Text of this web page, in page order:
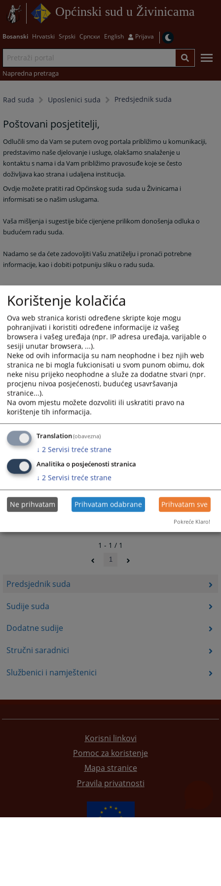
Općinski sud u Živinicama
Bosanski Hrvatski Srpski Српски English Prijava
Napredna pretraga
Rad suda Uposlenici suda Predsjednik suda
Predsjednik suda
Sudije suda
Dodatne sudije
Stručni saradnici
Službenici i namještenici
Poštovani posjetitelji,
Odlučili smo da Vam se putem ovog portala približimo u komunikaciji,
predstavimo naše djelovanje i usluge, olakšamo snalaženje u
kontaktu s nama i da Vam približimo pravosuđe koje se često
doživljava kao strana i udaljena institucija.
Ovdje možete pratiti rad Općinskog suda suda u Živinicama i
informisati se o našim uslugama.
Vaša mišljenja i sugestije biće cijenjene prilikom donošenja odluka o
budućem radu suda.
Nadamo se da ćete zadovoljiti Vašu znatiželju i pronaći potrebne
informacije, kao i dobiti potpuniju sliku o radu suda.
Mirjana Kulić, predsjednicaOpćinskog suda u Živinicama
6376PREGLEDA
1 - 1 / 1
1
Korisni linkovi
Pomoc za koristenje
Mapa stranice
Pravila privatnosti
Korištenje kolačića
Ova web stranica koristi određene skripte koje mogu
pohranjivati i koristiti određene informacije iz vašeg
browsera i vašeg uređaja (npr. IP adresa uređaja, varijable o
sesiji unutar browsera, ...).
Neke od ovih informacija su nam neophodne i bez njih web
stranica ne bi mogla fukcionisati u svom punom obimu, dok
neke nisu prijeko neophodne a služe za dodatne stvari (npr.
procjenu nivoa posjećenosti, budućeg usavršavanja
stranice...).
Na ovom mjestu možete dozvoliti ili uskratiti pravo na
korištenje tih informacija.
Translation(obavezna)
↓ 2 Servisi treće strane
Analitika o posjećenosti stranica
↓ 2 Servisi treće strane
Ne prihvatam Prihvatam odabrane Prihvatam sve
Pokreće Klaro!